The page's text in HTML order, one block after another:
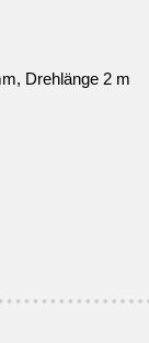
Drehlänge 2 m